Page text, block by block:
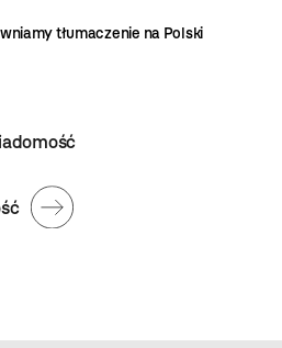
tłumaczenie na Polski